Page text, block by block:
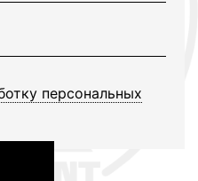
персональных